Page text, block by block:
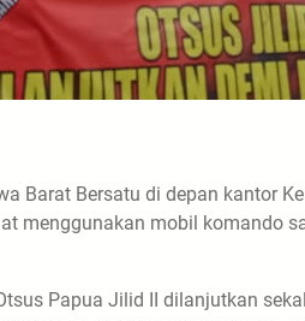
Barat Bersatu di depan kantor
menggunakan mobil komando
Papua Jilid II dilanjutkan